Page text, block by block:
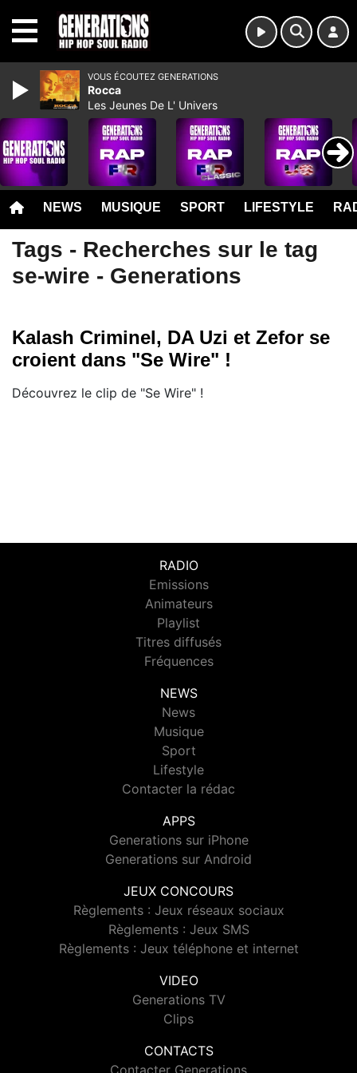
NEWS MUSIQUE SPORT LIFESTYLE
Tags - Recherches sur le tag
se-wire - Generations
Kalash Criminel, DA Uzi et Zefor se
croient dans "Se Wire" !
Découvrez le clip de "Se Wire" !
RADIO
Emissions
Animateurs
Playlist
Titres diffusés
Fréquences
NEWS
News
Musique
Sport
Lifestyle
Contacter la rédac
APPS
Generations sur iPhone
Generations sur Android
JEUX CONCOURS
Règlements : Jeux réseaux sociaux
Règlements : Jeux SMS
Règlements : Jeux téléphone et internet
VIDEO
Generations TV
Clips
CONTACTS
VOUS ÉCOUTEZ GENERATIONS
Rocca
Les Jeunes De L' Univers